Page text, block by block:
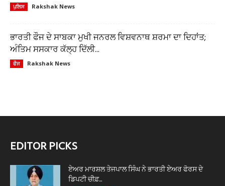
ਪੁਲਿਸ Rakshak News
ਭਾਰਤੀ ਫੌਜ ਦੇ ਸਾਬਕਾ ਮੁਖੀ ਜਨਰਲ ਵਿਸ਼ਵਨਾਥ ਸ਼ਰਮਾ ਦਾ ਦਿਹਾਂਤ;
ਅੰਤਿਮ ਸਸਕਾਰ ਕੱਲ੍ਹ ਦਿੱਲੀ...
ਫੌਜ Rakshak News
EDITOR PICKS
ਏਅਰ ਮਾਰਸ਼ਲ ਤੇਜਪਾਲ ਸਿੰਘ ਨੇ ਭਾਰਤੀ ਏਅਰ ਫੋਰਸ ਦੇ
ਡਿਪਟੀ ਚੀਫ਼...